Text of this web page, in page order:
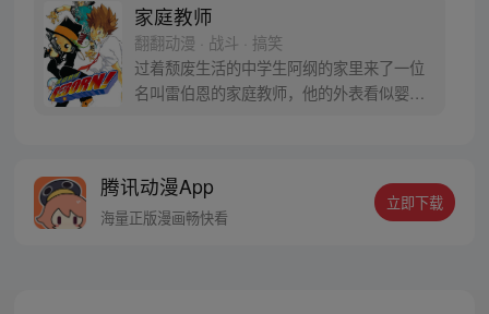
家庭教师
翻翻动漫 · 战斗 · 搞笑
过着颓废生活的中学生阿纲的家里来了一位
名叫雷伯恩的家庭教师，他的外表看似婴
伴，阿纲开始了拼命的特训，并承担起责任
一次又一次的战斗着，逐渐成长为了一名优
腾讯动漫App
海量正版漫画畅快看
立即下载